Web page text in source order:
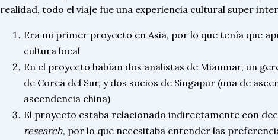
realidad, todo el viaje fue una experiencia cultural super
Era mi primer proyecto en Asia, por lo que tenía que
cultura local
En el proyecto habían dos analistas de Mianmar, un
de Corea del Sur, y dos socios de Singapur (una de
ascendencia china)
El proyecto estaba relacionado indirectamente con
research, por lo que necesitaba entender las